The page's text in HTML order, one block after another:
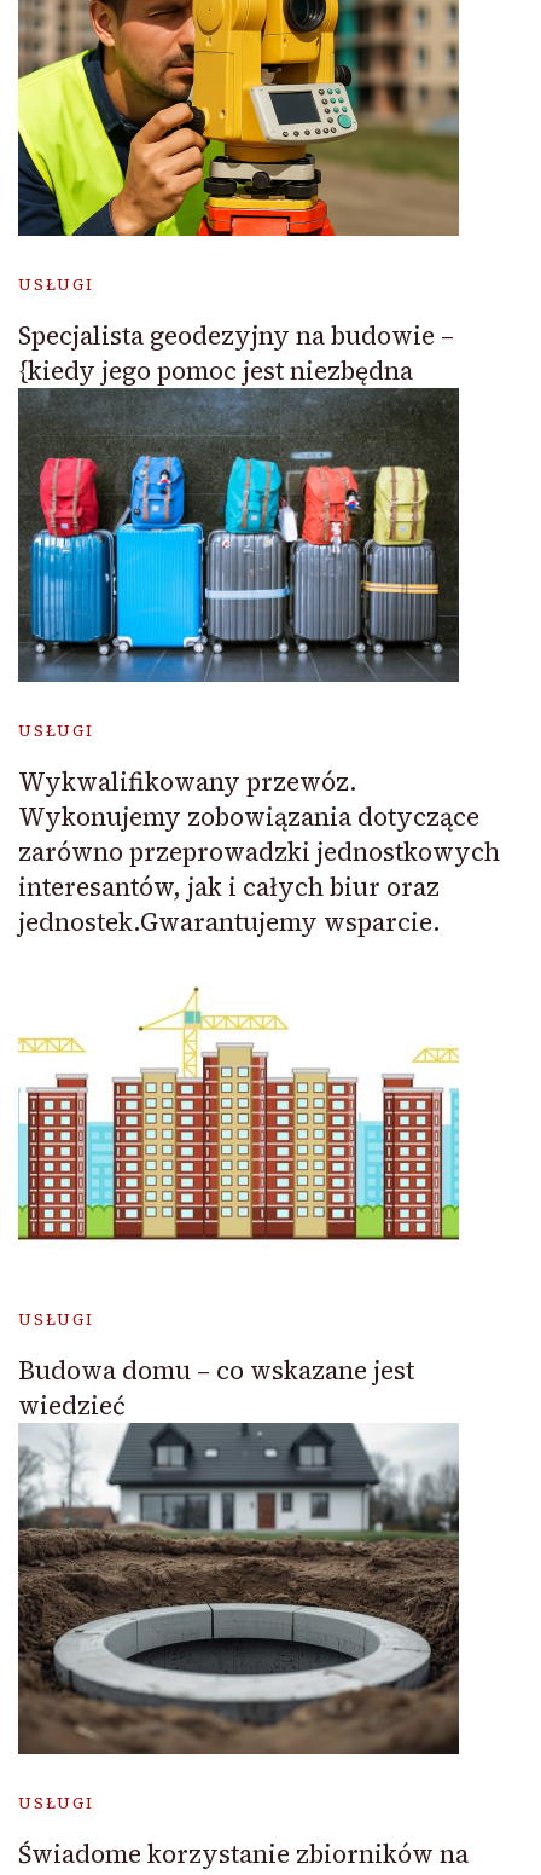
USŁUGI
Specjalista geodezyjny na budowie –
{kiedy jego pomoc jest niezbędna
USŁUGI
Wykwalifikowany przewóz.
Wykonujemy zobowiązania dotyczące
zarówno przeprowadzki jednostkowych
interesantów, jak i całych biur oraz
jednostek.Gwarantujemy wsparcie.
USŁUGI
Budowa domu – co wskazane jest
wiedzieć
USŁUGI
Świadome korzystanie zbiorników na